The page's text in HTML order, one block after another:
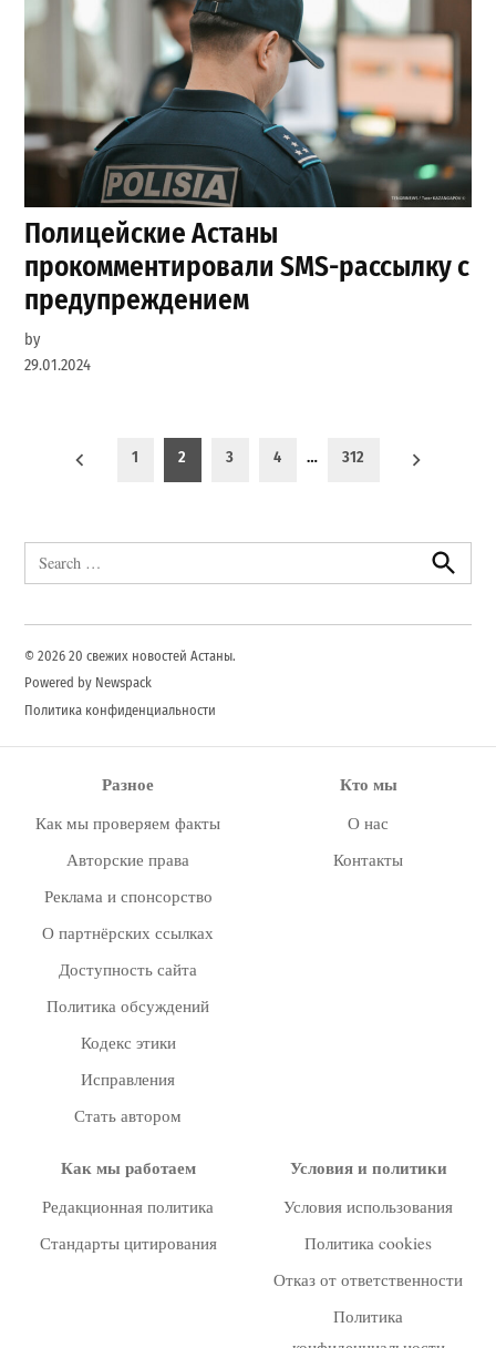
Полицейские Астаны
прокомментировали SMS-рассылку с
предупреждением
by
29.01.2024
Пагинация
1 2 3 4 … 312
Search
for:
Search
© 2026 20 свежих новостей Астаны.
Powered by Newspack
Политика конфиденциальности
Разное
Как мы проверяем факты
Авторские права
Реклама и спонсорство
О партнёрских ссылках
Доступность сайта
Политика обсуждений
Кодекс этики
Исправления
Стать автором
Кто мы
О нас
Контакты
Как мы работаем
Редакционная политика
Стандарты цитирования
Условия и политики
Условия использования
Политика cookies
Отказ от ответственности
Политика